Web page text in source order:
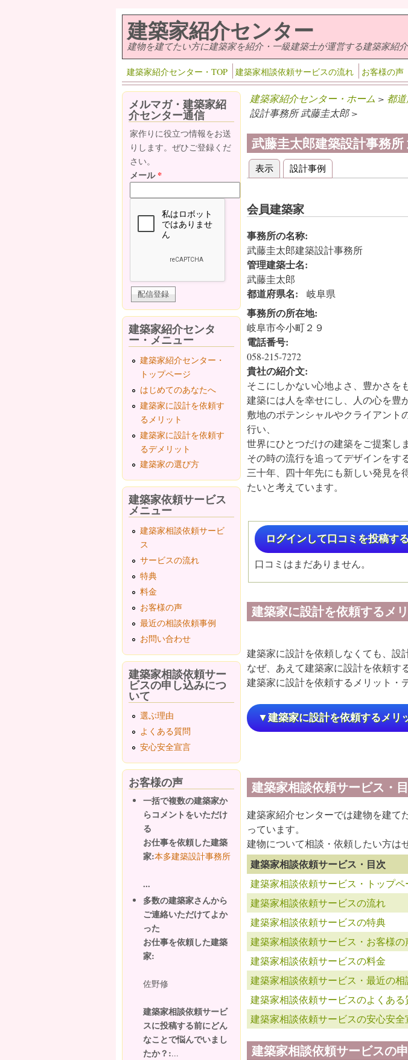
建築家紹介センター
建物を建てたい方に建築家を紹介・一級建築士が運営する建築家紹
建築家紹介センター・TOP 建築家相談依頼サービスの流れ お客様の声
建築家紹介センター・ホーム > 都
設計事務所 武藤圭太郎 >
武藤圭太郎建築設計事務
プライマリータブ
表示(アクティブなタブ)
設計事例
会員建築家
事務所の名称:
武藤圭太郎建築設計事務所
管理建築士名:
武藤圭太郎
都道府県名: 岐阜県
事務所の所在地:
岐阜市今小町２９
電話番号:
058-215-7272
貴社の紹介文:
そこにしかない心地よさ、豊かさを
建築には人を幸せにし、人の心を豊
敷地のポテンシャルやクライアント
行い、
世界にひとつだけの建築をご提案しま
その時の流行を追ってデザインをす
三十年、四十年先にも新しい発見を
たいと考えています。
ログインして口コミを投稿す
口コミはまだありません。
建築家に設計を依頼するメ
建築家に設計を依頼しなくても、設
なぜ、あえて建築家に設計を依頼す
建築家に設計を依頼するメリット・
▼建築家に設計を依頼するメリ
建築家相談依頼サービス・
建築家紹介センターでは建物を建て
っています。
建物について相談・依頼したい方は
建築家相談依頼サービス・目次
建築家相談依頼サービス・トップペ
建築家相談依頼サービスの流れ
建築家相談依頼サービスの特典
建築家相談依頼サービス・お客様の
建築家相談依頼サービスの料金
建築家相談依頼サービス・最近の相
建築家相談依頼サービスのよくある
建築家相談依頼サービスの安心安全
建築家相談依頼サービスの
メルマガ・建築家紹
介センター通信
家作りに役立つ情報をお送
りします。ぜひご登録くだ
さい。
メール*
建築家紹介センタ
ー・メニュー
建築家紹介センター・
トップページ
はじめてのあなたへ
建築家に設計を依頼す
るメリット
建築家に設計を依頼す
るデメリット
建築家の選び方
建築家依頼サービス
メニュー
建築家相談依頼サービ
ス
サービスの流れ
特典
料金
お客様の声
最近の相談依頼事例
お問い合わせ
建築家相談依頼サー
ビスの申し込みにつ
いて
選ぶ理由
よくある質問
安心安全宣言
お客様の声
一括で複数の建築家か
らコメントをいただけ
る
お仕事を依頼した建築
家:本多建築設計事務所
...
多数の建築家さんから
ご連絡いただけてよか
った
お仕事を依頼した建築
家:
佐野修
建築家相談依頼サービ
スに投稿する前にどん
なことで悩んでいまし
たか？:...